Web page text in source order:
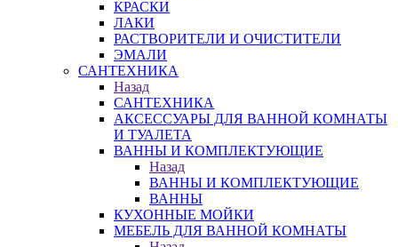
КРАСКИ
ЛАКИ
РАСТВОРИТЕЛИ И ОЧИСТИТЕЛИ
ЭМАЛИ
САНТЕХНИКА
Назад
САНТЕХНИКА
АКСЕССУАРЫ ДЛЯ ВАННОЙ КОМНАТЫ
И ТУАЛЕТА
ВАННЫ И КОМПЛЕКТУЮЩИЕ
Назад
ВАННЫ И КОМПЛЕКТУЮЩИЕ
ВАННЫ
КУХОННЫЕ МОЙКИ
МЕБЕЛЬ ДЛЯ ВАННОЙ КОМНАТЫ